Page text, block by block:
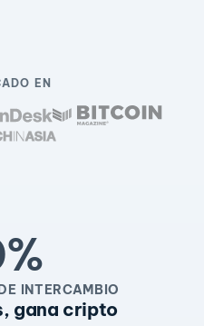
EN
INTERCAMBIO
gana cripto